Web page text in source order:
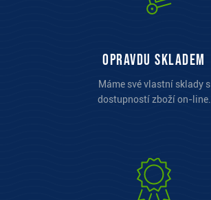
opravdu skladem
Máme své vlastní sklady s
dostupností zboží on-line.